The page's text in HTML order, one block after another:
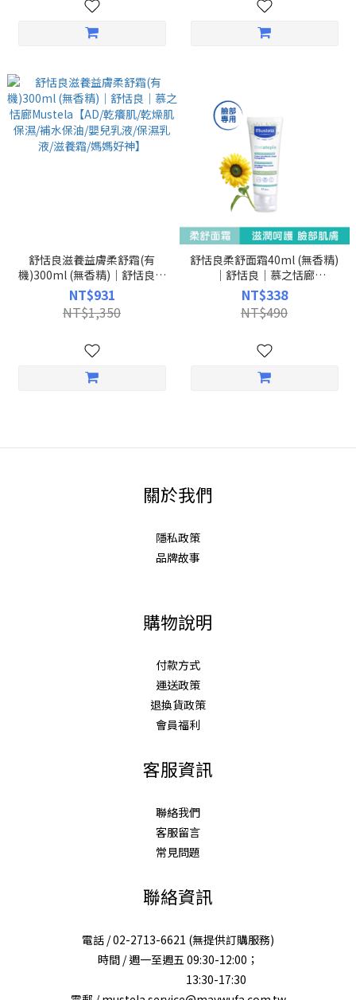
舒恬良滋養益膚柔舒霜(有
機)300ml (無香精)｜舒恬良｜
慕之恬廊Mustela【AD/乾癢肌/
乾燥肌保濕/補水保油/嬰兒乳
液/保濕乳液/滋養霜/媽媽好
NT$931
NT$1,350
舒恬良柔舒面霜40ml (無香精)
｜舒恬良｜慕之恬廊
Mustela【乾癢肌/AD/保水補
油/嬰兒臉部乳液/面部乳液/乾
燥肌保濕】
NT$338
NT$490
關於我們
隱私政策
品牌故事
購物說明
付款方式
運送政策
退換貨政策
會員福利
客服資訊
聯絡我們
客服留言
常見問題
聯絡資訊
電話 / 02-2713-6621 (無提供訂購服務)
時間 / 週一至週五 09:30-12:00；
13:30-17:30